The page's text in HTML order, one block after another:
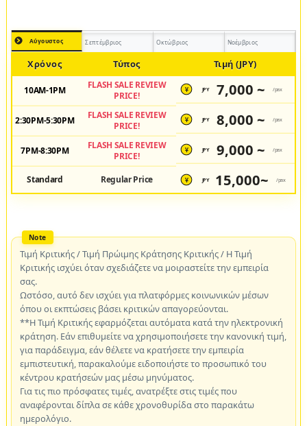
Αύγουστος Σεπτέμβριος Οκτώβριος Νοέμβριος
Χρόνος Τύπος Τιμή (JPY)
10AM-1PM
FLASH SALE REVIEW
PRICE!
¥ JPY 7,000 ~ /pax
2:30PM-5:30PM
FLASH SALE REVIEW
PRICE!
¥ JPY 8,000 ~ /pax
7PM-8:30PM
FLASH SALE REVIEW
PRICE!
¥ JPY 9,000 ~ /pax
Standard Regular Price ¥ JPY 15,000~ /pax
Τιμή Κριτικής / Τιμή Πρώιμης Κράτησης Κριτικής / Η Τιμή
Κριτικής ισχύει όταν σχεδιάζετε να μοιραστείτε την εμπειρία
σας.
Ωστόσο, αυτό δεν ισχύει για πλατφόρμες κοινωνικών μέσων
όπου οι εκπτώσεις βάσει κριτικών απαγορεύονται.
**Η Τιμή Κριτικής εφαρμόζεται αυτόματα κατά την ηλεκτρονική
κράτηση. Εάν επιθυμείτε να χρησιμοποιήσετε την κανονική τιμή,
για παράδειγμα, εάν θέλετε να κρατήσετε την εμπειρία
εμπιστευτική, παρακαλούμε ειδοποιήστε το προσωπικό του
κέντρου κρατήσεών μας μέσω μηνύματος.
Για τις πιο πρόσφατες τιμές, ανατρέξτε στις τιμές που
αναφέρονται δίπλα σε κάθε χρονοθυρίδα στο παρακάτω
ημερολόγιο.